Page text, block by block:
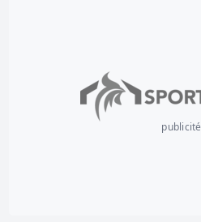
publicité